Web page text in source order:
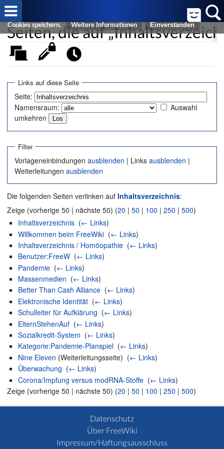
Cookies helfen uns bei der Bereitstellung von FreeWiki. Durch die
Nutzung von FreeWiki erklären Sie sich damit einverstanden, dass wir
Cookies speichern.
Weitere Informationen
Seiten, die auf
Links auf diese Seite
Seite:
Namensraum:
Auswahl
umkehren
Filter
Vorlageneinbindungen ausblenden | Links ausblenden |
Weiterleitungen ausblenden
Die folgenden Seiten verlinken auf Inhaltsverzeichnis:
Zeige (vorherige 50 | nächste 50) (20 | 50 | 100 | 250 | 500)
Inhaltsverzeichnis (← Links)
Willkommen beim FreeWiki (← Links)
Inhaltsverzeichnis / Homöopathie (← Links)
Benutzer:FreeW (← Links)
Pandemie (← Links)
Massenmedien (← Links)
Better Than Cash Alliance (← Links)
Elektronische Identität (← Links)
Schulleiter für Aufklärung (← Links)
ElternStehenAuf (← Links)
Sozialkredit-System (← Links)
Kategorie:Pandemie-Planspiel (← Links)
Nine Eleven (Weiterleitungsseite) ‎ (← Links)
Überwachung (← Links)
Corona/Impfung versus modRNA-Stoffe (← Links)
Zeige (vorherige 50 | nächste 50) (20 | 50 | 100 | 250 | 500)
Datenschutz
Über FreeWiki
Impressum/Haftungsausschluss